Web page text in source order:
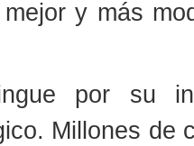
y más
por su
Millones de